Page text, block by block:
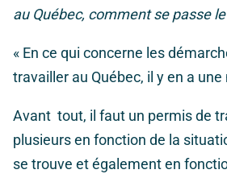
au Québec, comment se passe
« En ce qui concerne les
travailler au Québec, il y en a
Avant tout, il faut un permis de
plusieurs en fonction de la
se trouve et également en